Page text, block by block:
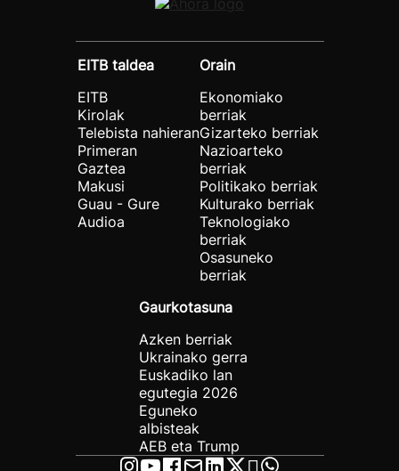
EITB taldea
EITB
Kirolak
Telebista nahieran
Primeran
Gaztea
Makusi
Guau - Gure
Audioa
Orain
Ekonomiako
berriak
Gizarteko berriak
Nazioarteko
berriak
Politikako berriak
Kulturako berriak
Teknologiako
berriak
Osasuneko
berriak
Gaurkotasuna
Azken berriak
Ukrainako gerra
Euskadiko lan
egutegia 2026
Eguneko
albisteak
AEB eta Trump